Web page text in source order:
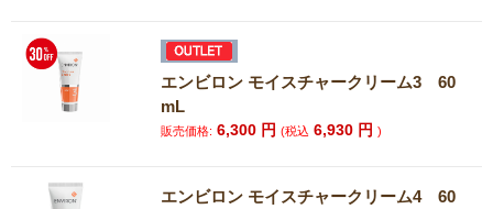
エンビロン モイスチャークリーム3 60
mL
販売価格: 6,300 円(税込 6,930 円)
エンビロン モイスチャークリーム4 60